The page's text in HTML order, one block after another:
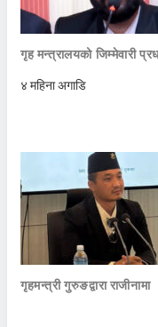
गृह मन्त्रालयको जिम्मेवारी
४ महिना अगाडि
गृहमन्त्री गुरुङद्वारा राजीनामा